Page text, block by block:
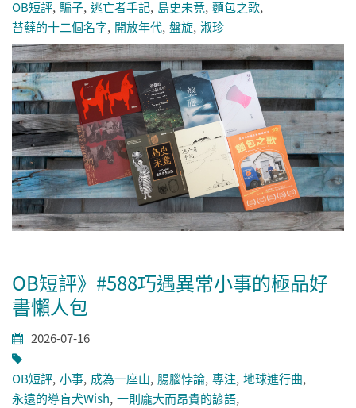
OB短評 騙子 逃亡者手記 島史未竟 麵包之歌
苔蘚的十二個名字 開放年代 盤旋 淑珍
OB短評》#588巧遇異常小事的極品好
書懶人包
2026-07-16
OB短評 小事 成為一座山 腸腦悖論 專注 地球進行曲
永遠的導盲犬Wish 一則龐大而昂貴的諺語